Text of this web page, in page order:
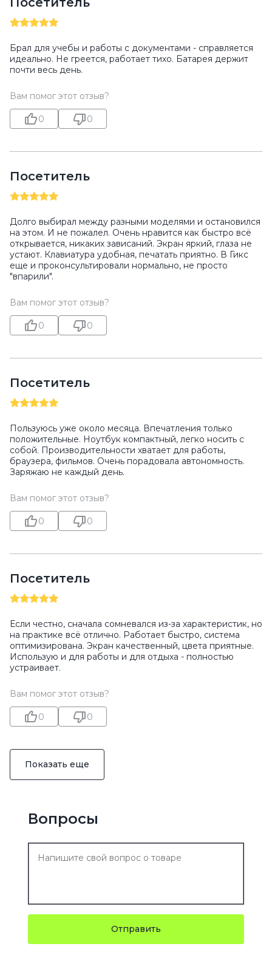
Брал для учебы и работы с документами - справляется
идеально. Не греется, работает тихо. Батарея держит
почти весь день.
Вам помог этот отзыв?
0 0
Посетитель
Долго выбирал между разными моделями и остановился
на этом. И не пожалел. Очень нравится как быстро всё
открывается, никаких зависаний. Экран яркий, глаза не
устают. Клавиатура удобная, печатать приятно. В Гикс
еще и проконсультировали нормально, не просто
"впарили".
Вам помог этот отзыв?
0 0
Посетитель
Пользуюсь уже около месяца. Впечатления только
положительные. Ноутбук компактный, легко носить с
собой. Производительности хватает для работы,
браузера, фильмов. Очень порадовала автономность.
Заряжаю не каждый день.
Вам помог этот отзыв?
0 0
Посетитель
Если честно, сначала сомневался из-за характеристик, но
на практике всё отлично. Работает быстро, система
оптимизирована. Экран качественный, цвета приятные.
Использую и для работы и для отдыха - полностью
устраивает.
Вам помог этот отзыв?
0 0
Показать еще
Вопросы
Отправить